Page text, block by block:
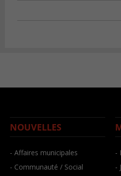
NOUVELLES
- Affaires municipales
- Communauté / Social
-
-